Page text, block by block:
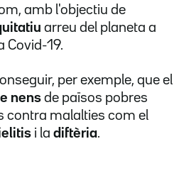
amb l'objectiu de
arreu del planeta a
Covid-19.
per exemple, que el
nens de països pobres
contra malalties com el
i la diftèria.